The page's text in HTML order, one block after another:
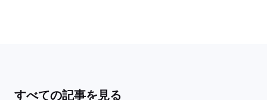
すべての記事を見る